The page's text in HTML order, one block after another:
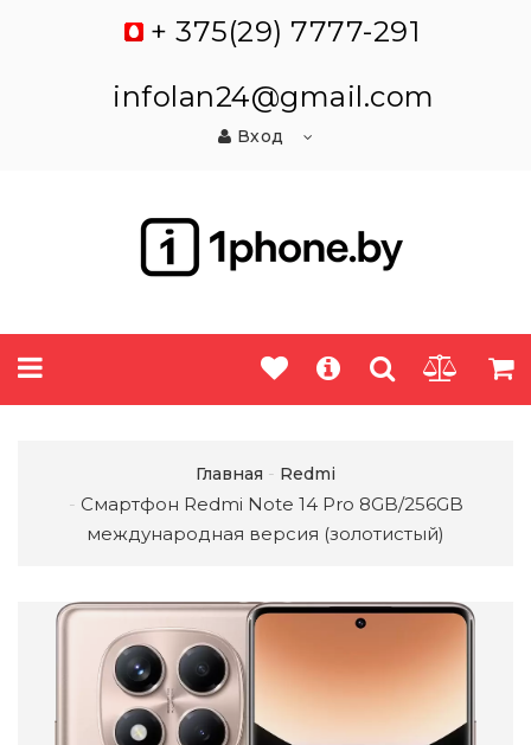
+ 375(29) 7777-291
infolan24@gmail.com
Вход
Главная Redmi
Смартфон Redmi Note 14 Pro 8GB/256GB
международная версия (золотистый)